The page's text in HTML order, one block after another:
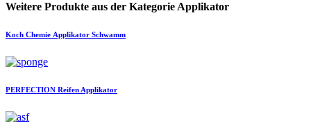
Weitere Produkte aus der Kategorie Applikator
Koch Chemie Applikator Schwamm
PERFECTION Reifen Applikator